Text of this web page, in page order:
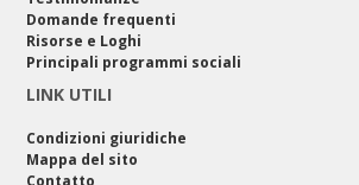
Domande frequenti
Risorse e Loghi
Principali programmi sociali
LINK UTILI
Condizioni giuridiche
Mappa del sito
Contatto